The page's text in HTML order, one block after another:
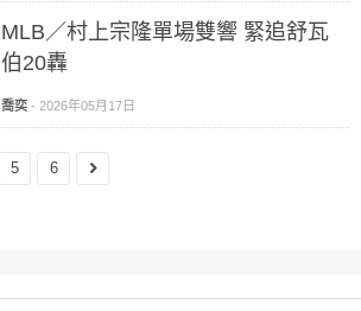
MLB／村上宗隆單場雙響 緊追舒瓦
伯20轟
喬奕 - 2026年05月17日
5 6